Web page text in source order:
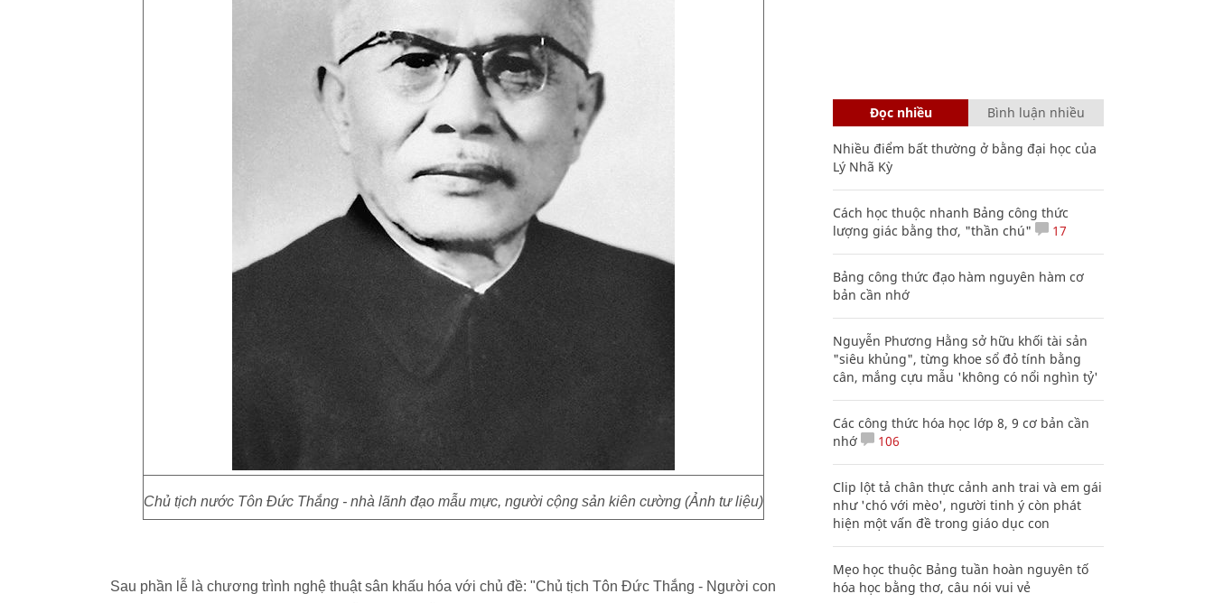
Chủ tịch nước Tôn Đức Thắng - nhà lãnh đạo mẫu mực, người cộng sản kiên cường (Ảnh tư liệu)
Sau phần lễ là chương trình nghệ thuật sân khấu hóa với chủ đề: "Chủ tịch Tôn Đức Thắng - Người con
Đọc nhiều Bình luận nhiều
Nhiều điểm bất thường ở bằng đại học của
Lý Nhã Kỳ
Cách học thuộc nhanh Bảng công thức
lượng giác bằng thơ, "thần chú"
17
Bảng công thức đạo hàm nguyên hàm cơ
bản cần nhớ
Nguyễn Phương Hằng sở hữu khối tài sản
"siêu khủng", từng khoe sổ đỏ tính bằng
cân, mắng cựu mẫu 'không có nổi nghìn tỷ'
Các công thức hóa học lớp 8, 9 cơ bản cần
nhớ
106
Clip lột tả chân thực cảnh anh trai và em gái
như 'chó với mèo', người tinh ý còn phát
hiện một vấn đề trong giáo dục con
Mẹo học thuộc Bảng tuần hoàn nguyên tố
hóa học bằng thơ, câu nói vui vẻ